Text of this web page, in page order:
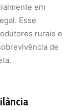
em
Esse
rurais e
de